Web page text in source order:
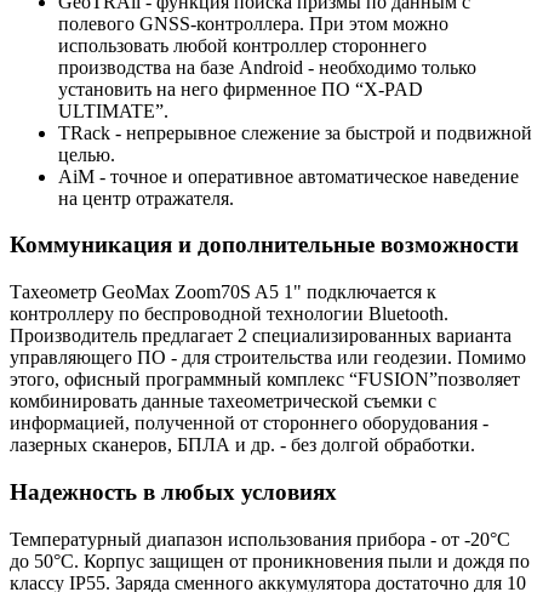
полевого GNSS-контроллера. При этом можно
использовать любой контроллер стороннего
производства на базе Android - необходимо только
установить на него фирменное ПО “X-PAD
ULTIMATE”.
TRack - непрерывное слежение за быстрой и подвижной
целью.
AiM - точное и оперативное автоматическое наведение
на центр отражателя.
Коммуникация и дополнительные возможности
Тахеометр GeoMax Zoom70S A5 1" подключается к
контроллеру по беспроводной технологии Bluetooth.
Производитель предлагает 2 специализированных варианта
управляющего ПО - для строительства или геодезии. Помимо
этого, офисный программный комплекс “FUSION”позволяет
комбинировать данные тахеометрической съемки с
информацией, полученной от стороннего оборудования -
лазерных сканеров, БПЛА и др. - без долгой обработки.
Надежность в любых условиях
Температурный диапазон использования прибора - от -20°C
до 50°C. Корпус защищен от проникновения пыли и дождя по
классу IP55. Заряда сменного аккумулятора достаточно для 10